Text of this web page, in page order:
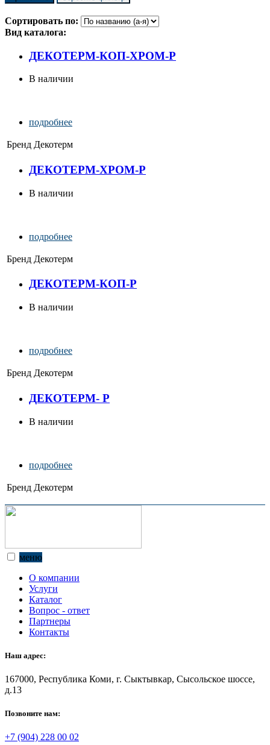
Сортировать по:
Вид каталога:
ДЕКОТЕРМ-КОП-ХРОМ-Р
В наличии
подробнее
Бренд Декотерм
ДЕКОТЕРМ-ХРОМ-Р
В наличии
подробнее
Бренд Декотерм
ДЕКОТЕРМ-КОП-Р
В наличии
подробнее
Бренд Декотерм
ДЕКОТЕРМ- Р
В наличии
подробнее
Бренд Декотерм
меню
О компании
Услуги
Каталог
Вопрос - ответ
Партнеры
Контакты
Наш адрес:
167000, Республика Коми, г. Сыктывкар, Сысольское шоссе,
д.13
Позвоните нам:
+7 (904) 228 00 02